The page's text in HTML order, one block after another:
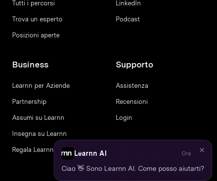
Tutti i percorsi
Trova un esperto
Posizioni aperte
LinkedIn
Podcast
Business
Learnn per Aziende
Partnership
Assumi su Learnn
Insegna su Learnn
Regala Learnn
Supporto
Assistenza
Recensioni
Login
Learnn AI Ora
Ciao 👋 Sono Learnn AI. Come posso aiutarti?